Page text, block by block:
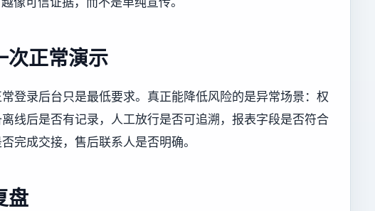
次正常演示
登录后台只是最低要求。真正能降低风险的是异常场景：权
线后是否有记录，人工放行是否可追溯，报表字段是否符合
完成交接，售后联系人是否明确。
盘